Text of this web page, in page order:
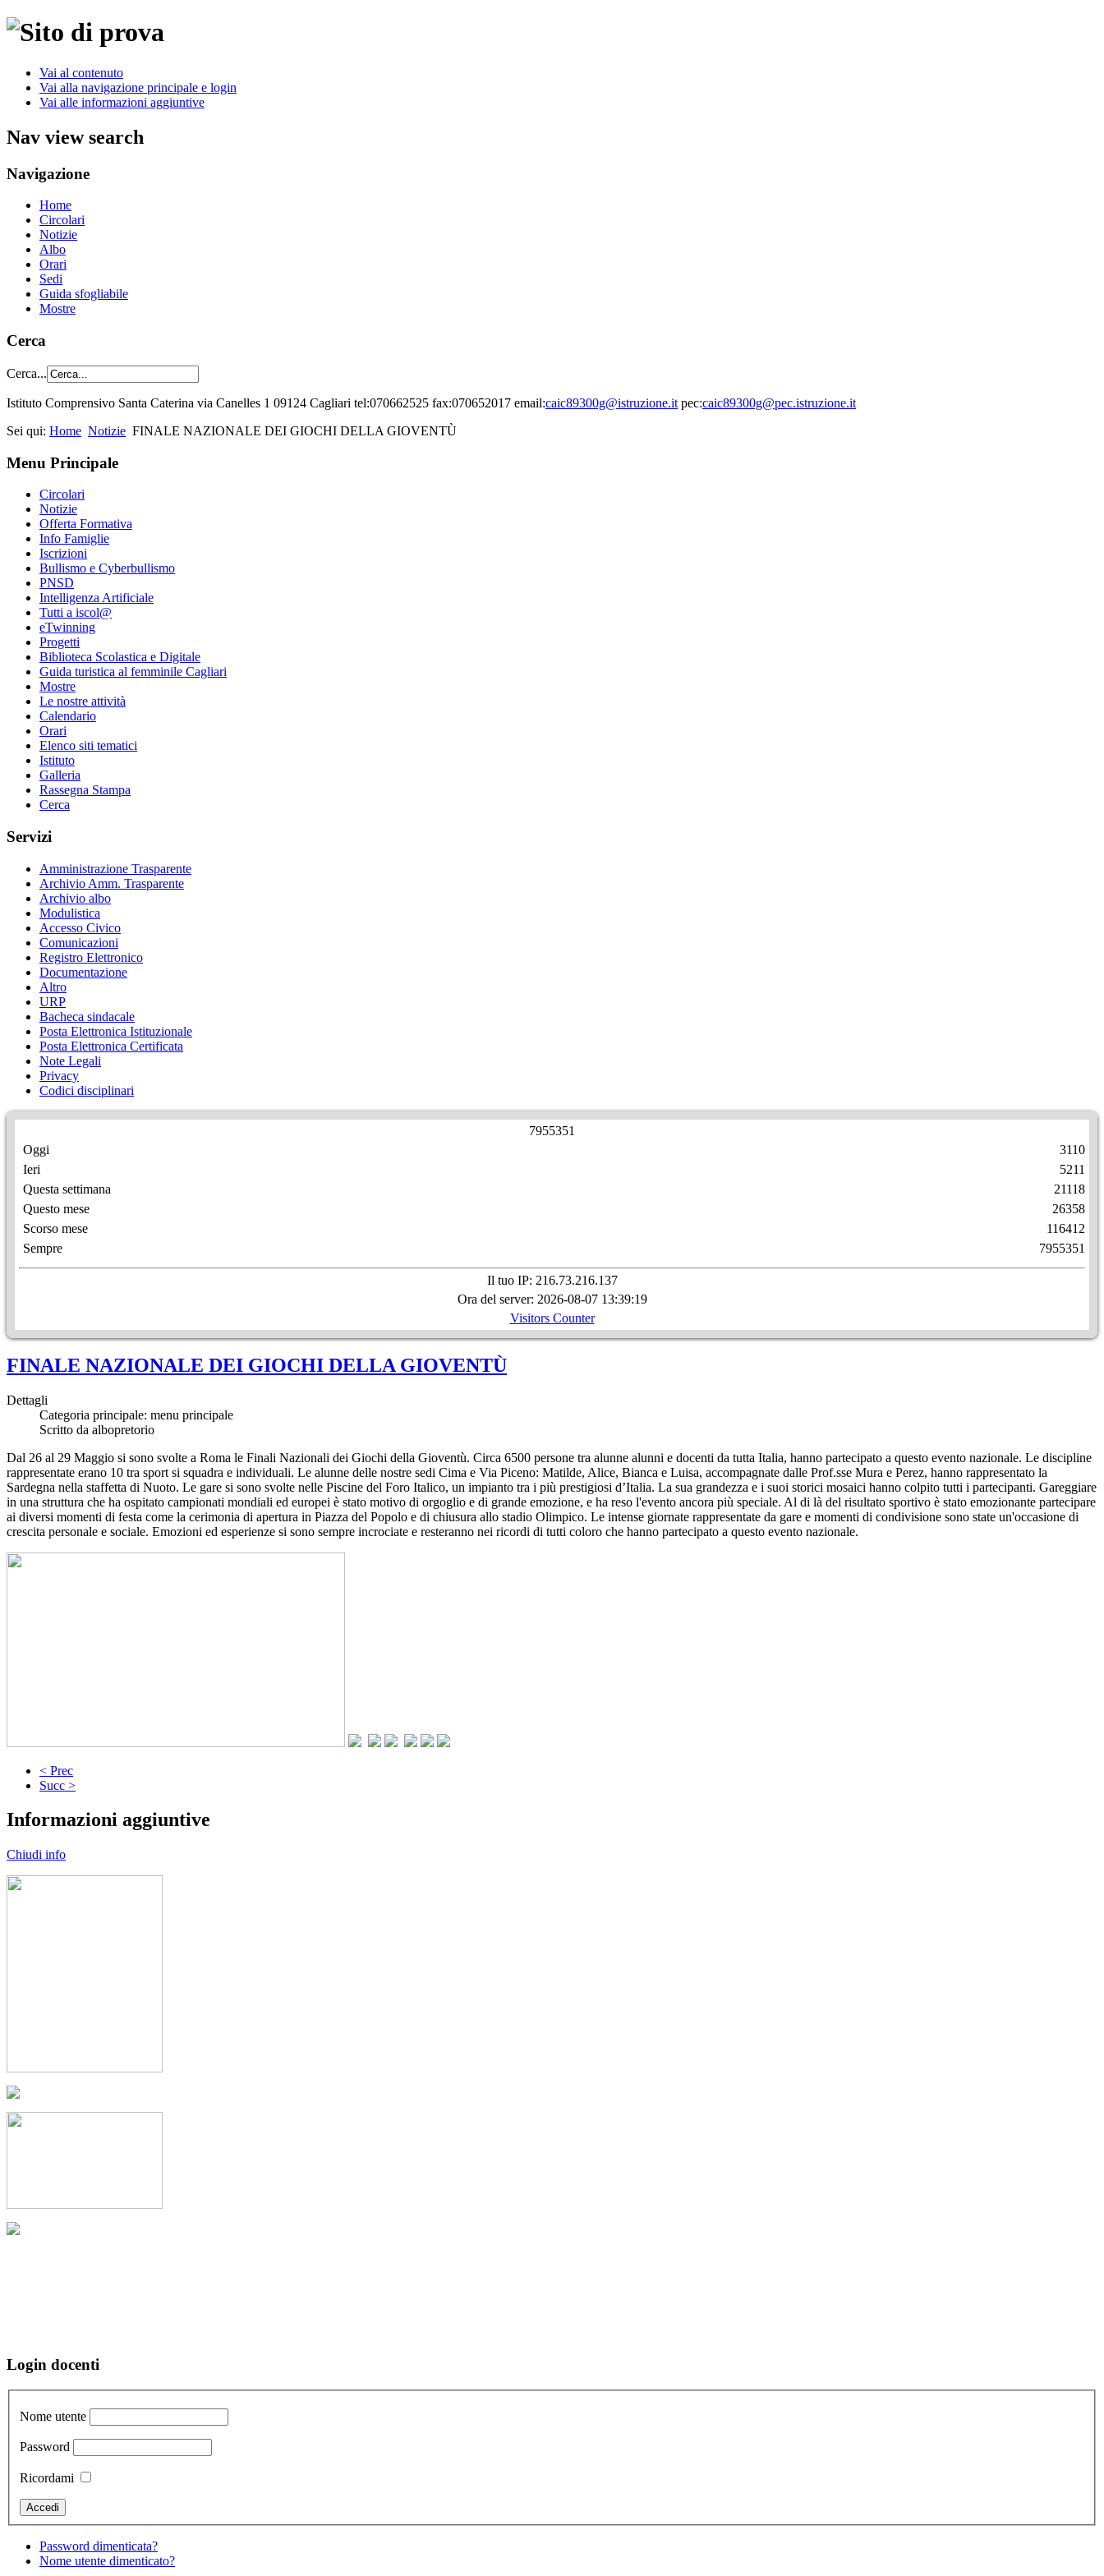
Vai al contenuto
Vai alla navigazione principale e login
Vai alle informazioni aggiuntive
Nav view search
Navigazione
Home
Circolari
Notizie
Albo
Orari
Sedi
Guida sfogliabile
Mostre
Cerca
Cerca...
Istituto Comprensivo Santa Caterina via Canelles 1 09124 Cagliari tel:070662525 fax:070652017 email:caic89300g@istruzione.it pec:caic89300g@pec.istruzione.it
Sei qui: Home Notizie FINALE NAZIONALE DEI GIOCHI DELLA GIOVENTÙ
Menu Principale
Circolari
Notizie
Offerta Formativa
Info Famiglie
Iscrizioni
Bullismo e Cyberbullismo
PNSD
Intelligenza Artificiale
Tutti a iscol@
eTwinning
Progetti
Biblioteca Scolastica e Digitale
Guida turistica al femminile Cagliari
Mostre
Le nostre attività
Calendario
Orari
Elenco siti tematici
Istituto
Galleria
Rassegna Stampa
Cerca
Servizi
Amministrazione Trasparente
Archivio Amm. Trasparente
Archivio albo
Modulistica
Accesso Civico
Comunicazioni
Registro Elettronico
Documentazione
Altro
URP
Bacheca sindacale
Posta Elettronica Istituzionale
Posta Elettronica Certificata
Note Legali
Privacy
Codici disciplinari
7955351
Oggi
Ieri
Questa settimana
Questo mese
Scorso mese
Sempre
3110
5211
21118
26358
116412
7955351
Il tuo IP: 216.73.216.137
Ora del server: 2026-08-07 13:39:19
Visitors Counter
FINALE NAZIONALE DEI GIOCHI DELLA GIOVENTÙ
Dettagli
Categoria principale: menu principale
Scritto da albopretorio
Dal 26 al 29 Maggio si sono svolte a Roma le Finali Nazionali dei Giochi della Gioventù. Circa 6500 persone tra alunne alunni e docenti da tutta Italia, hanno partecipato a questo evento nazionale. Le discipline
rappresentate erano 10 tra sport si squadra e individuali. Le alunne delle nostre sedi Cima e Via Piceno: Matilde, Alice, Bianca e Luisa, accompagnate dalle Prof.sse Mura e Perez, hanno rappresentato la
Sardegna nella staffetta di Nuoto. Le gare si sono svolte nelle Piscine del Foro Italico, un impianto tra i più prestigiosi d’Italia. La sua grandezza e i suoi storici mosaici hanno colpito tutti i partecipanti. Gareggiare
in una struttura che ha ospitato campionati mondiali ed europei è stato motivo di orgoglio e di grande emozione, e ha reso l'evento ancora più speciale. Al di là del risultato sportivo è stato emozionante partecipare
ai diversi momenti di festa come la cerimonia di apertura in Piazza del Popolo e di chiusura allo stadio Olimpico. Le intense giornate rappresentate da gare e momenti di condivisione sono state un'occasione di
crescita personale e sociale. Emozioni ed esperienze si sono sempre incrociate e resteranno nei ricordi di tutti coloro che hanno partecipato a questo evento nazionale.
< Prec
Succ >
Informazioni aggiuntive
Chiudi info
Login docenti
Nome utente
Password
Ricordami
Password dimenticata?
Nome utente dimenticato?